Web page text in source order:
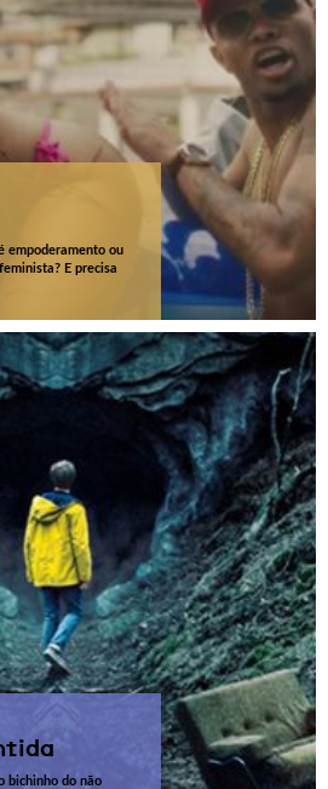
empoderamento ou
E precisa
bichinho do não